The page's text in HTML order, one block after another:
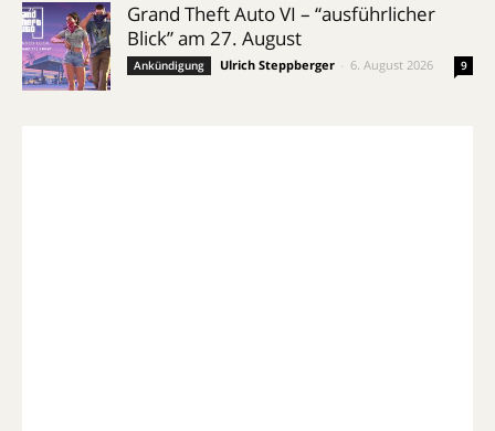
Grand Theft Auto VI – “ausführlicher
Blick” am 27. August
Ankündigung Ulrich Steppberger 6. August 2026 9